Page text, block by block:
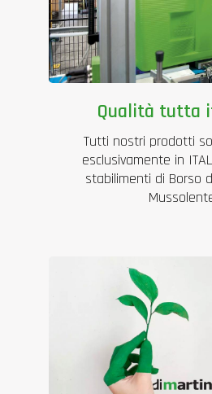
Qualità tutta
Tutti nostri prodotti
esclusivamente in
stabilimenti di Borso